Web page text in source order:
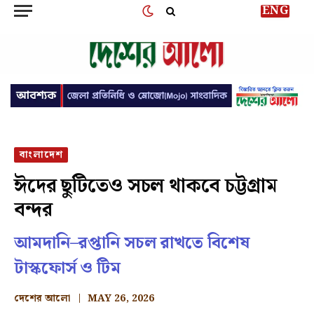
ENG
বাংলাদেশ
ঈদের ছুটিতেও সচল থাকবে চট্টগ্রাম
বন্দর
আমদানি–রপ্তানি সচল রাখতে বিশেষ
টাস্কফোর্স ও টিম
দেশের আলো MAY 26, 2026